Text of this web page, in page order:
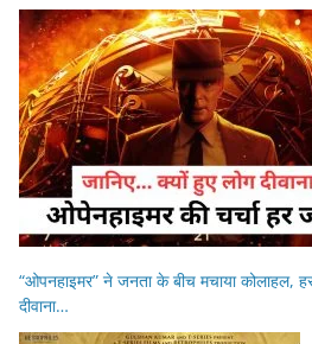
“ओपनहाइमर” ने जनता के बीच मचाया कोलाहल,
दीवाना…